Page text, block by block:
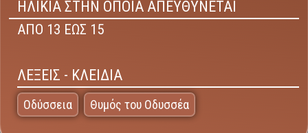
ΗΛΙΚΙΑ ΣΤΗΝ ΟΠΟΙΑ ΑΠΕΥΘΥΝΕΤΑΙ
ΑΠΟ 13 ΕΩΣ 15
ΛΕΞΕΙΣ - ΚΛΕΙΔΙΑ
Οδύσσεια Θυμός του Οδυσσέα